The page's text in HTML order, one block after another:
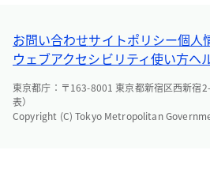
お問い合わせサイトポリシー個人
ウェブアクセシビリティ使い方ヘ
東京都庁：〒163-8001 東京都新宿区西新宿
表）
Copyright (C) Tokyo Metropolitan